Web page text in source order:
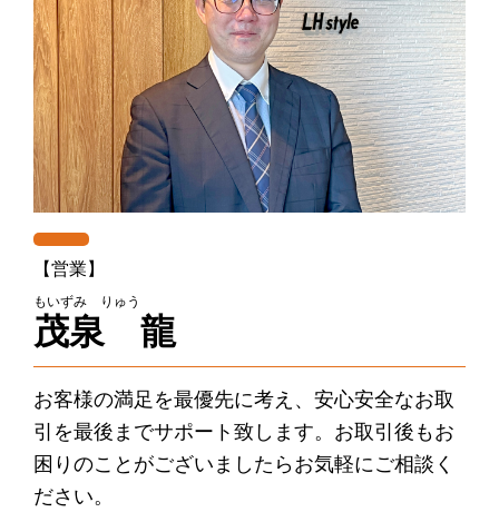
【営業】
もいずみ りゅう
茂泉 龍
お客様の満足を最優先に考え、安心安全なお取
引を最後までサポート致します。お取引後もお
困りのことがございましたらお気軽にご相談く
ださい。